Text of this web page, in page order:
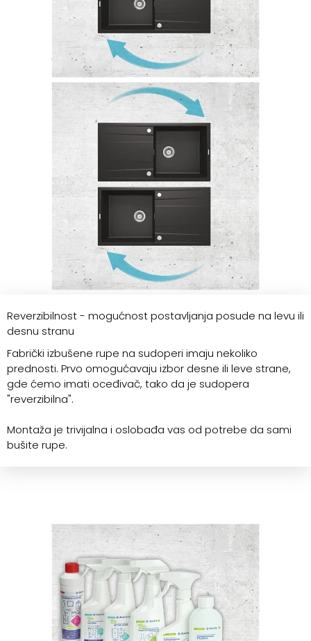
Reverzibilnost - mogućnost postavljanja posude na levu ili
desnu stranu
Fabrički izbušene rupe na sudoperi imaju nekoliko
prednosti. Prvo omogućavaju izbor desne ili leve strane,
gde ćemo imati oceđivač, tako da je sudopera
"reverzibilna".
Montaža je trivijalna i oslobađa vas od potrebe da sami
bušite rupe.